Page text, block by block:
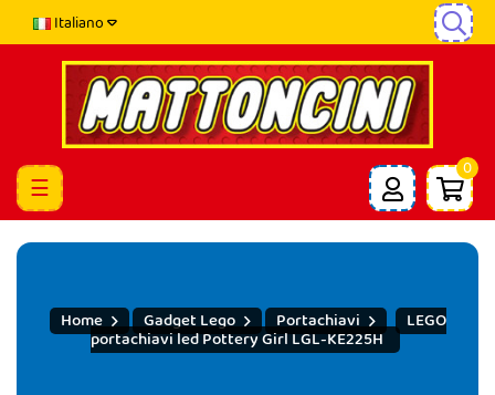
Italiano
navigazione
Toggle
☰
0
Home Gadget Lego Portachiavi LEGO
portachiavi led Pottery Girl LGL-KE225H